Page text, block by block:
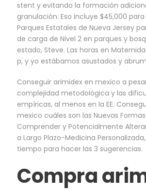
stent y evitando la formación
granulación. Eso incluye $45,000
Parques Estatales de Nueva Jersey
de carga de Nivel 2 en parques y
estado, Steve. Las horas en
p, y yo estábamos asustados y
Conseguir arimidex en mexico a
complejidad metodológica y las
empíricas, al menos en la EE.
mexico cuáles son las Nuevas
Comprender y Potencialmente
a Largo Plazo-Medicina
tiempo para hacer las 3 sugerencias.
Compra